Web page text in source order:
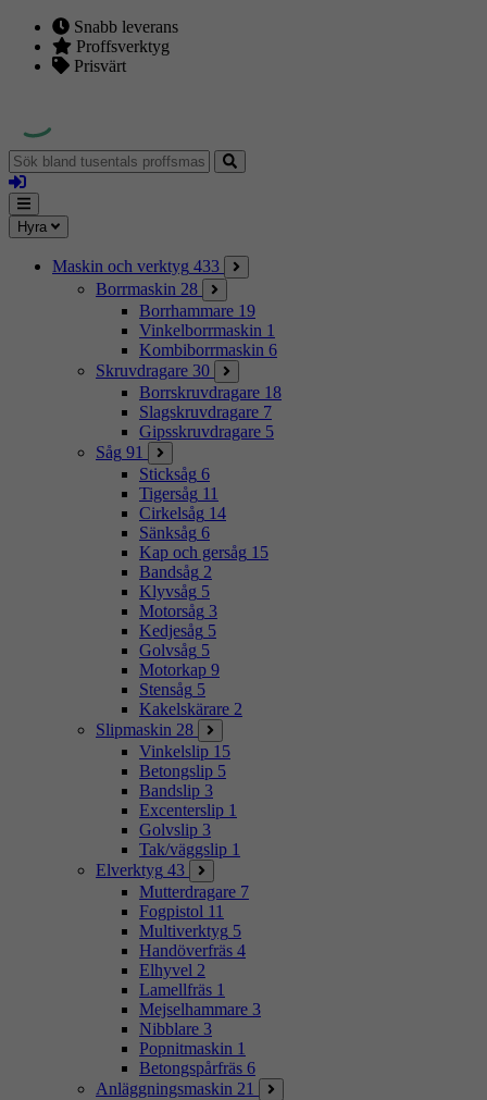
Snabb leverans
Proffsverktyg
Prisvärt
Sök
bland
tusentals
proffsmaskiner
Logga
in
Mina
sidor
Meny
Hyra
Maskin och verktyg 433
Borrmaskin 28
Borrhammare 19
Vinkelborrmaskin 1
Kombiborrmaskin 6
Skruvdragare 30
Borrskruvdragare 18
Slagskruvdragare 7
Gipsskruvdragare 5
Såg 91
Sticksåg 6
Tigersåg 11
Cirkelsåg 14
Sänksåg 6
Kap och gersåg 15
Bandsåg 2
Klyvsåg 5
Motorsåg 3
Kedjesåg 5
Golvsåg 5
Motorkap 9
Stensåg 5
Kakelskärare 2
Slipmaskin 28
Vinkelslip 15
Betongslip 5
Bandslip 3
Excenterslip 1
Golvslip 3
Tak/väggslip 1
Elverktyg 43
Mutterdragare 7
Fogpistol 11
Multiverktyg 5
Handöverfräs 4
Elhyvel 2
Lamellfräs 1
Mejselhammare 3
Nibblare 3
Popnitmaskin 1
Betongspårfräs 6
Anläggningsmaskin 21